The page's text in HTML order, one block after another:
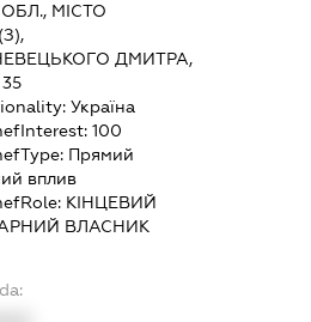
МІСТО
ДМИТРА,
Україна
100
Прямий
вплив
КІНЦЕВИЙ
ВЛАСНИК